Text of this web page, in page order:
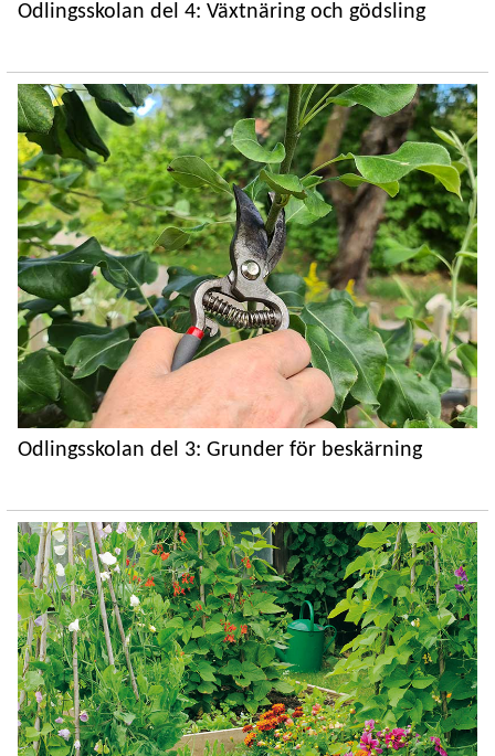
Odlingsskolan del 4: Växtnäring och gödsling
Odlingsskolan del 3: Grunder för beskärning